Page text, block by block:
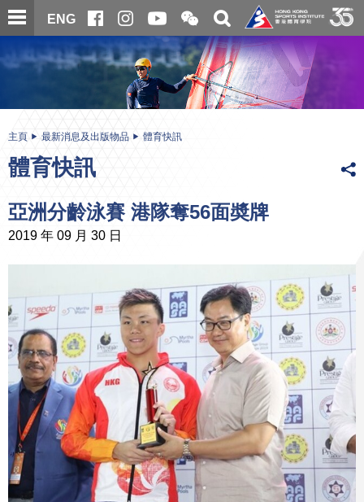
跳
至
內
ENG
開
合
微
信
二
維
碼
關
搜
尋
内
主頁 最新消息及出版物品 體育快訊
體育快訊
亞洲分齡泳賽 港隊奪56面奬牌
2019 年 09 月 30 日